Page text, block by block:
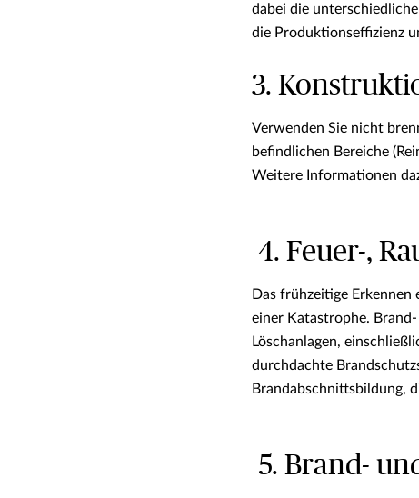
dabei die
die Produktionseffizienz
3.
Verwenden Sie nicht
befindlichen Bereiche
Weitere Informationen
4. Feuer-,
Das frühzeitige
einer Katastrophe.
Löschanlagen,
durchdachte
Brandabschnittsbildung,
5. Brand-